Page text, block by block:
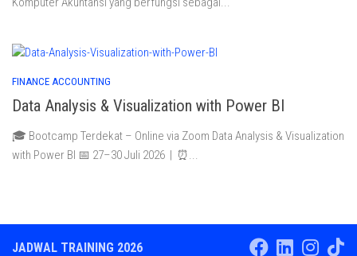
FINANCE ACCOUNTING
Data Analysis & Visualization with Power BI
🎓 Bootcamp Terdekat – Online via Zoom Data Analysis & Visualization
with Power BI 📅 27–30 Juli 2026 | ⏰...
JADWAL TRAINING 2026